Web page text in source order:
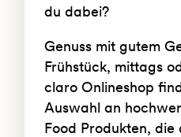
du dabei?
Genuss mit gutem
Frühstück, mittags
claro Onlineshop
Auswahl an
Food Produkten, die